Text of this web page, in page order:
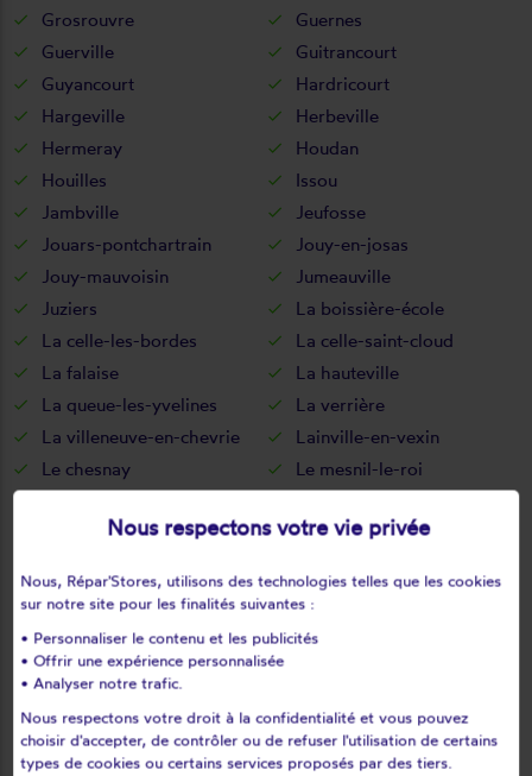
Grosrouvre
Guernes
Guerville
Guitrancourt
Guyancourt
Hardricourt
Hargeville
Herbeville
Hermeray
Houdan
Houilles
Issou
Jambville
Jeufosse
Jouars-pontchartrain
Jouy-en-josas
Jouy-mauvoisin
Jumeauville
Juziers
La boissière-école
La celle-les-bordes
La celle-saint-cloud
La falaise
La hauteville
La queue-les-yvelines
La verrière
La villeneuve-en-chevrie
Lainville-en-vexin
Le chesnay
Le mesnil-le-roi
Le perray-en-yvelines
Le port-marly
Le tremblay-sur-mauldre
Le vésinet
Les alluets-le-roi
Les bréviaires
Les clayes-sous-bois
Les loges-en-josas
Les mureaux
Lévis-saint-nom
Limay
Limetz-villez
Nous respectons votre vie privée
Nous, Répar'Stores, utilisons des technologies telles que les cookies
sur notre site pour les finalités suivantes :
• Personnaliser le contenu et les publicités
• Offrir une expérience personnalisée
• Analyser notre trafic.
Nous respectons votre droit à la confidentialité et vous pouvez
choisir d'accepter, de contrôler ou de refuser l'utilisation de certains
types de cookies ou certains services proposés par des tiers.